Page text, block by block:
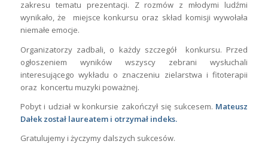
zakresu tematu prezentacji. Z rozmów z młodymi ludźmi
wynikało, że miejsce konkursu oraz skład komisji wywołała
niemałe emocje.
Organizatorzy zadbali, o każdy szczegół konkursu. Przed
ogłoszeniem wyników wszyscy zebrani wysłuchali
interesującego wykładu o znaczeniu zielarstwa i fitoterapii
oraz koncertu muzyki poważnej.
Pobyt i udział w konkursie zakończył się sukcesem. Mateusz
Dałek został laureatem i otrzymał indeks.
Gratulujemy i życzymy dalszych sukcesów.